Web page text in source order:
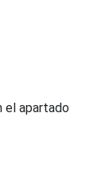
el apartado